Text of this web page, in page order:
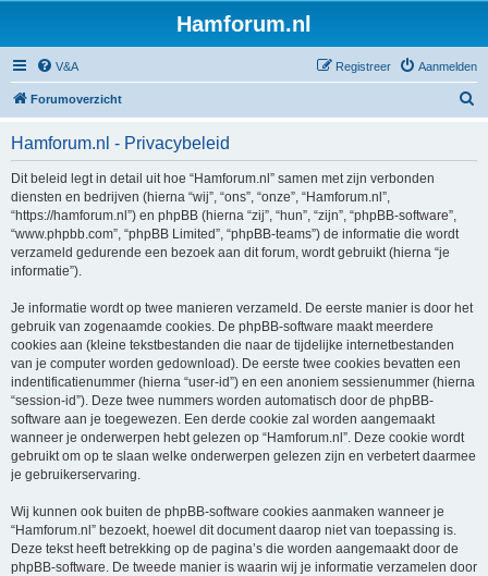
Hamforum.nl
V&A Aanmelden
Registreer
Forumoverzicht
Hamforum.nl - Privacybeleid
Dit beleid legt in detail uit hoe “Hamforum.nl” samen met zijn verbonden
diensten en bedrijven (hierna “wij”, “ons”, “onze”, “Hamforum.nl”,
“https://hamforum.nl”) en phpBB (hierna “zij”, “hun”, “zijn”, “phpBB-software”,
“www.phpbb.com”, “phpBB Limited”, “phpBB-teams”) de informatie die wordt
verzameld gedurende een bezoek aan dit forum, wordt gebruikt (hierna “je
informatie”).
Je informatie wordt op twee manieren verzameld. De eerste manier is door het
gebruik van zogenaamde cookies. De phpBB-software maakt meerdere
cookies aan (kleine tekstbestanden die naar de tijdelijke internetbestanden
van je computer worden gedownload). De eerste twee cookies bevatten een
indentificatienummer (hierna “user-id”) en een anoniem sessienummer (hierna
“session-id”). Deze twee nummers worden automatisch door de phpBB-
software aan je toegewezen. Een derde cookie zal worden aangemaakt
wanneer je onderwerpen hebt gelezen op “Hamforum.nl”. Deze cookie wordt
gebruikt om op te slaan welke onderwerpen gelezen zijn en verbetert daarmee
je gebruikerservaring.
Wij kunnen ook buiten de phpBB-software cookies aanmaken wanneer je
“Hamforum.nl” bezoekt, hoewel dit document daarop niet van toepassing is.
Deze tekst heeft betrekking op de pagina’s die worden aangemaakt door de
phpBB-software. De tweede manier is waarin wij je informatie verzamelen door